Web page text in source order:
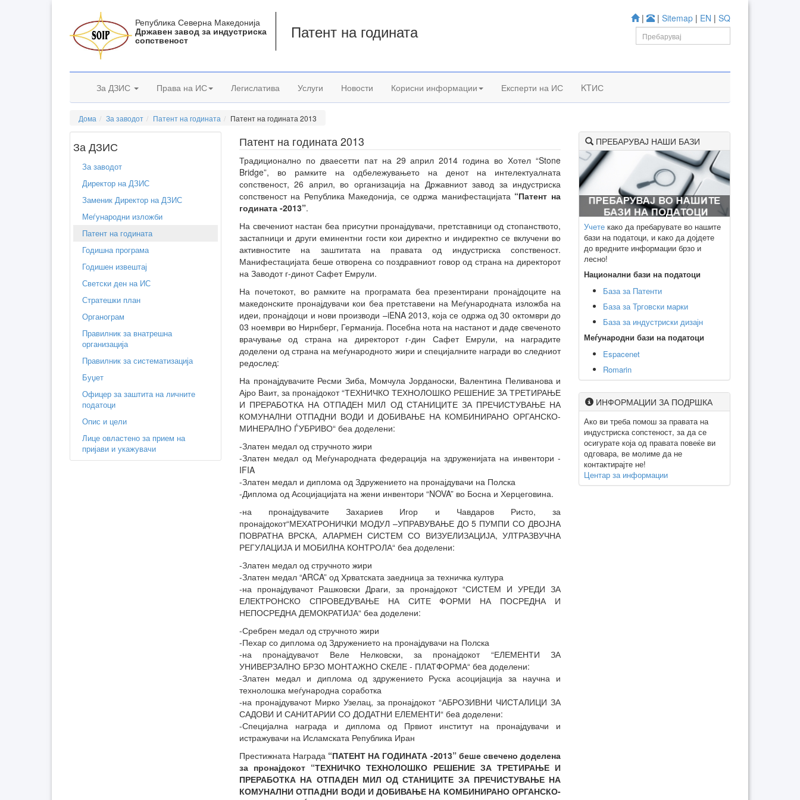
| | Sitemap | EN | SQ
Република Северна Македонија
Државен завод за индустриска
сопственост Патент на годината
За ДЗИС Права на ИС Легислатива Услуги Новости Корисни информации Експерти на ИС KTИС
Дома За заводот Патент на годината Патент на годината 2013
За ДЗИС
За заводот
Директор на ДЗИС
Заменик Директор на ДЗИС
Меѓународни изложби
Патент на годината
Годишна програма
Годишен извештај
Светски ден на ИС
Стратешки план
Органограм
Правилник за внатрешна
организација
Правилник за систематизација
Буџет
Офицер за заштита на личните
податоци
Опис и цели
Лице овластено за прием на
пријави и укажувачи
Патент на годината 2013
Традиционално по дваесетти пат на 29 април 2014 година во Хотел “Stone
Bridge”, во рамките на одбележувањето на денот на интелектуалната
сопственост, 26 април, во организација на Државниот завод за индустриска
сопственост на Република Македонија, се одржа манифестацијата “Патент на
годината -2013”.
На свечениот настан беа присутни пронајдувачи, претставници од стопанството,
застапници и други еминентни гости кои директно и индиректно се вклучени во
активностите на заштитата на правата од индустриска сопственост.
Манифестацијата беше отворена со поздравниот говор од страна на директорот
на Заводот г-динот Сафет Емрули.
На почетокот, во рамките на програмата беа презентирани пронајдоците на
македонските пронајдувачи кои беа претставени на Меѓународната изложба на
идеи, пронајдоци и нови производи –iENA 2013, која се одржа од 30 октомври до
03 ноември во Нирнберг, Германија. Посебна нота на настанот и даде свеченото
врачување од страна на директорот г-дин Сафет Емрули, на наградите
доделени од страна на меѓународното жири и специјалните награди во следниот
редослед:
На пронајдувачите Ресми Зиба, Момчула Јорданоски, Валентина Пеливанова и
Ајро Ваит, за пронајдокот “ТЕХНИЧКО ТЕХНОЛОШКО РЕШЕНИЕ ЗА ТРЕТИРАЊЕ
И ПРЕРАБОТКА НА ОТПАДЕН МИЛ ОД СТАНИЦИТЕ ЗА ПРЕЧИСТУВАЊЕ НА
КОМУНАЛНИ ОТПАДНИ ВОДИ И ДОБИВАЊЕ НА КОМБИНИРАНО ОРГАНСКО-
МИНЕРАЛНО ЃУБРИВО“ беа доделени:
-Златен медал од стручното жири
-Златен медал од Меѓународната федерација на здруженијата на инвентори -
IFIA
-Златен медал и диплома од Здружението на пронајдувачи на Полска
-Диплома од Асоцијацијата на жени инвентори “NOVA” во Босна и Херцеговина.
-на пронајдувачите Захариев Игор и Чавдаров Ристо, за
пронајдокот“МЕХАТРОНИЧКИ МОДУЛ –УПРАВУВАЊЕ ДО 5 ПУМПИ СО ДВОЈНА
ПОВРАТНА ВРСКА, АЛАРМЕН СИСТЕМ СО ВИЗУЕЛИЗАЦИЈА, УЛТРАЗВУЧНА
РЕГУЛАЦИЈА И МОБИЛНА КОНТРОЛА“ беа доделени:
-Златен медал од стручното жири
-Златен медал “ARCA” од Хрватската заедница за техничка култура
-на пронајдувачот Рашковски Драги, за пронајдокот “СИСТЕМ И УРЕДИ ЗА
ЕЛЕКТРОНСКО СПРОВЕДУВАЊЕ НА СИТЕ ФОРМИ НА ПОСРЕДНА И
НЕПОСРЕДНА ДЕМОКРАТИЈА“ беа доделени:
-Сребрен медал од стручното жири
-Пехар со диплома од Здружението на пронајдувачи на Полска
-на пронајдувачот Веле Нелковски, за пронајдокот “ЕЛЕМЕНТИ ЗА
УНИВЕРЗАЛНО БРЗО МОНТАЖНО СКЕЛЕ - ПЛАТФОРМА“ бea доделени:
-Златен медал и диплома од здружението Руска асоцијација за научна и
технолошка меѓународна соработка
-на пронајдувачот Мирко Узелац, за пронајдокот “АБРОЗИВНИ ЧИСТАЛИЦИ ЗА
САДОВИ И САНИТАРИИ СО ДОДАТНИ ЕЛЕМЕНТИ“ беa доделени:
-Специјална награда и диплома од Првиот институт на пронајдувачи и
истражувачи на Исламската Република Иран
Престижната Награда “ПАТЕНТ НА ГОДИНАТА -2013” беше свечено доделена
за пронајдокот “ТЕХНИЧКО ТЕХНОЛОШКО РЕШЕНИЕ ЗА ТРЕТИРАЊЕ И
ПРЕРАБОТКА НА ОТПАДЕН МИЛ ОД СТАНИЦИТЕ ЗА ПРЕЧИСТУВАЊЕ НА
КОМУНАЛНИ ОТПАДНИ ВОДИ И ДОБИВАЊЕ НА КОМБИНИРАНО ОРГАНСКО-
ПРЕБАРУВАЈ НАШИ БАЗИ
Учете како да пребарувате во нашите
бази на податоци, и како да дојдете
до вредните информации брзо и
лесно!
Национални бази на податоци
База за Патенти
База за Трговски марки
База за индустриски дизајн
Меѓународни бази на податоци
Espacenet
Romarin
ИНФОРМАЦИИ ЗА ПОДРШКА
Ако ви треба помош за правата на
индустриска сопстеност, за да се
осигурате која од правата повеќе ви
одговара, ве молиме да не
контактирајте не!
Центар за информации